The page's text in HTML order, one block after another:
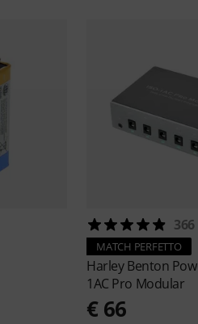
366
MATCH PERFETTO
Harley Benton
1AC Pro Modular
€ 66